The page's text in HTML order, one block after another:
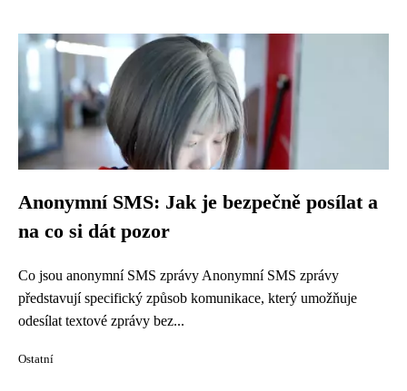
Anonymní SMS: Jak je bezpečně posílat a
na co si dát pozor
Co jsou anonymní SMS zprávy Anonymní SMS zprávy
představují specifický způsob komunikace, který umožňuje
odesílat textové zprávy bez...
Ostatní